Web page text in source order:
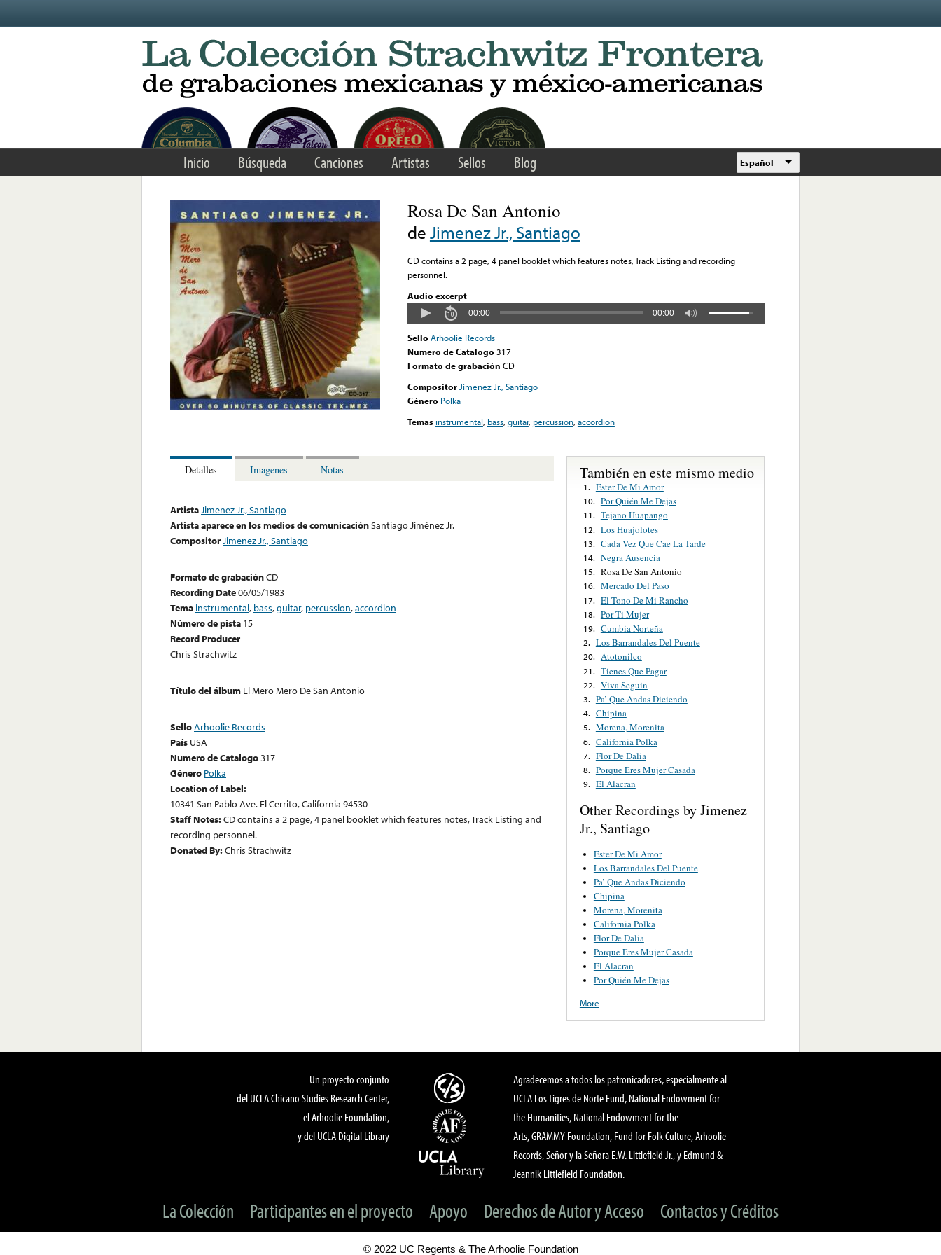
Inicio Búsqueda Canciones Artistas Sellos Blog Español
Rosa De San Antonio
deJimenez Jr., Santiago
CD contains a 2 page, 4 panel booklet which features notes, Track Listing and recording
personnel.
Audio excerpt
00:00 00:00
Sello Arhoolie Records
Numero de Catalogo 317
Formato de grabación CD
Compositor Jimenez Jr., Santiago
Género Polka
Temas instrumental, bass,guitar, percussion,accordion
Detalles Imagenes Notas
ArtistaJimenez Jr., Santiago
Artista aparece en los medios de comunicaciónSantiago Jiménez Jr.
CompositorJimenez Jr., Santiago
Formato de grabaciónCD
Recording Date06/05/1983
Tema instrumental, bass,guitar, percussion,accordion
Número de pista 15
Record Producer
Chris Strachwitz
Título del álbum El Mero Mero De San Antonio
SelloArhoolie Records
País USA
Numero de Catalogo317
Género Polka
Location of Label:
10341 San Pablo Ave. El Cerrito, California 94530
Staff Notes:CD contains a 2 page, 4 panel booklet which features notes, Track Listing and
recording personnel.
Donated By:Chris Strachwitz
También en este mismo medio
1. Ester De Mi Amor
10. Por Quién Me Dejas
11. Tejano Huapango
12. Los Huajolotes
13. Cada Vez Que Cae La Tarde
14. Negra Ausencia
15. Rosa De San Antonio
16. Mercado Del Paso
17. El Tono De Mi Rancho
18. Por Ti Mujer
19. Cumbia Norteña
2. Los Barrandales Del Puente
20. Atotonilco
21. Tienes Que Pagar
22. Viva Seguin
3. Pa’ Que Andas Diciendo
4. Chipina
5. Morena, Morenita
6. California Polka
7. Flor De Dalia
8. Porque Eres Mujer Casada
9. El Alacran
Other Recordings by Jimenez
Jr., Santiago
Ester De Mi Amor
Los Barrandales Del Puente
Pa’ Que Andas Diciendo
Chipina
Morena, Morenita
California Polka
Flor De Dalia
Porque Eres Mujer Casada
El Alacran
Por Quién Me Dejas
More
Un proyecto conjunto
del UCLA Chicano Studies Research Center,
el Arhoolie Foundation,
y del UCLA Digital Library
Agradecemos a todos los patronicadores, especialmente al
UCLA Los Tigres de Norte Fund, National Endowment for
the Humanities, National Endowment for the
Arts, GRAMMY Foundation, Fund for Folk Culture, Arhoolie
Records, Señor y la Señora E.W. Littlefield Jr., y Edmund &
Jeannik Littlefield Foundation.
La Colección Participantes en el proyecto Apoyo Derechos de Autor y Acceso Contactos y Créditos
© 2022 UC Regents & The Arhoolie Foundation